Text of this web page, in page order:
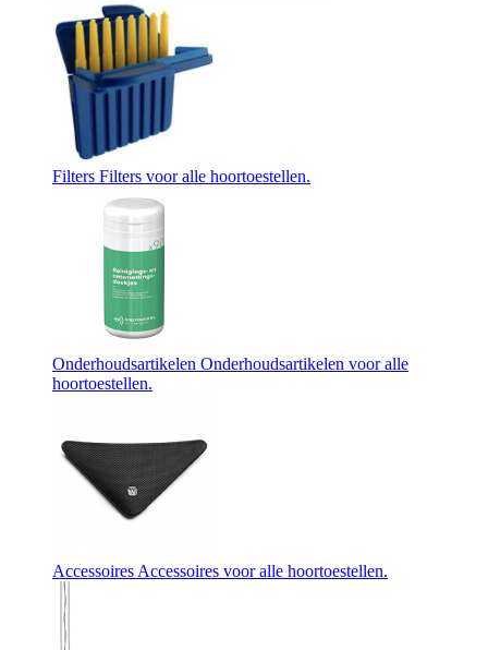
Filters Filters voor alle hoortoestellen.
Onderhoudsartikelen Onderhoudsartikelen voor alle
hoortoestellen.
AccessoiresAccessoires voor alle hoortoestellen.